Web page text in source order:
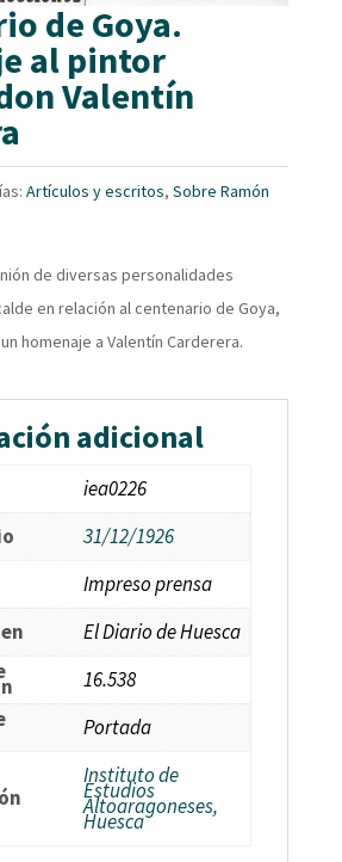
de Goya.
al pintor
Valentín
Artículos y escritos, Sobre Ramón
de diversas personalidades
en relación al centenario de Goya,
homenaje a Valentín Carderera.
adicional
iea0226
31/12/1926
Impreso prensa
El Diario de Huesca
16.538
Portada
Instituto de
Estudios
Altoaragoneses,
Huesca